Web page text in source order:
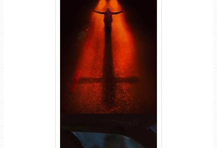
Passageiro do Mal Torrent
(2026) WEB-DL 1080p Dual
Áudio